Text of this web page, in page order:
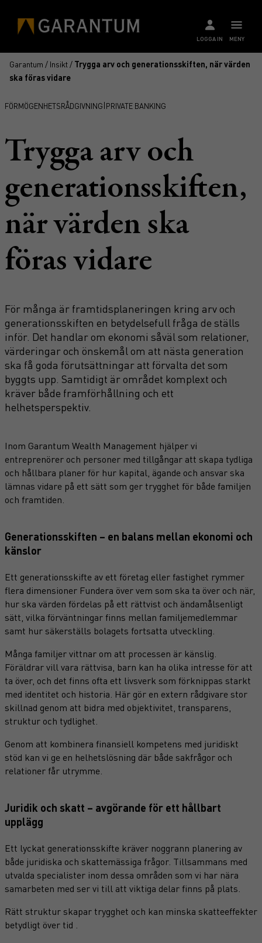
MENY
LOGGA IN
Garantum / Insikt / Trygga arv och generationsskiften, när värden
ska föras vidare
FÖRMÖGENHETSRÅDGIVNING|PRIVATE BANKING
Trygga arv och
generationsskiften,
när värden ska
föras vidare
För många är framtidsplaneringen kring arv och
generationsskiften en betydelsefull fråga de ställs
inför. Det handlar om ekonomi såväl som relationer,
värderingar och önskemål om att nästa generation
ska få goda förutsättningar att förvalta det som
byggts upp. Samtidigt är området komplext och
kräver både framförhållning och ett
helhetsperspektiv.
Inom Garantum Wealth Management hjälper vi
entreprenörer och personer med tillgångar att skapa tydliga
och hållbara planer för hur kapital, ägande och ansvar ska
lämnas vidare på ett sätt som ger trygghet för både familjen
och framtiden.
Generationsskiften – en balans mellan ekonomi och
känslor
Ett generationsskifte av ett företag eller fastighet rymmer
flera dimensioner Fundera över vem som ska ta över och när,
hur ska värden fördelas på ett rättvist och ändamålsenligt
sätt, vilka förväntningar finns mellan familjemedlemmar
samt hur säkerställs bolagets fortsatta utveckling.
Många familjer vittnar om att processen är känslig.
Föräldrar vill vara rättvisa, barn kan ha olika intresse för att
ta över, och det finns ofta ett livsverk som förknippas starkt
med identitet och historia. Här gör en extern rådgivare stor
skillnad genom att bidra med objektivitet, transparens,
struktur och tydlighet.
Genom att kombinera finansiell kompetens med juridiskt
stöd kan vi ge en helhetslösning där både sakfrågor och
relationer får utrymme.
Juridik och skatt – avgörande för ett hållbart
upplägg
Ett lyckat generationsskifte kräver noggrann planering av
både juridiska och skattemässiga frågor. Tillsammans med
utvalda specialister inom dessa områden som vi har nära
samarbeten med ser vi till att viktiga delar finns på plats.
Rätt struktur skapar trygghet och kan minska skatteeffekter
betydligt över tid .